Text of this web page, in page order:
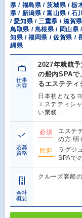
県 / 福島県 / 茨城県 / 栃
県 / 新潟県 / 富山県 / 石
/ 愛知県 / 三重県 / 滋賀
鳥取県 / 島根県 / 岡山県
知県 / 福岡県 / 佐賀県 /
縄県
仕事
内容
2027年就航
の船内SPAで
るエステティ
日本初となる
エステティシ
い業務…
応募
資格
必須
エステ
の方 明
歓迎
ラグジ
SPAで
会社
概要
クルーズ客船